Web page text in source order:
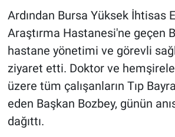
Ardından Bursa Yüksek İhtisas
Araştırma Hastanesi'ne geçen
hastane yönetimi ve görevli
ziyaret etti. Doktor ve
üzere tüm çalışanların Tıp
eden Başkan Bozbey, günün
dağıttı.